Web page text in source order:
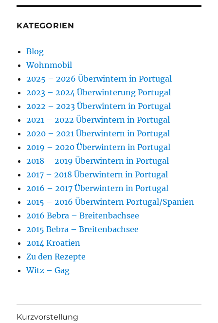
KATEGORIEN
Blog
Wohnmobil
2025 – 2026 Überwintern in Portugal
2023 – 2024 Überwinterung Portugal
2022 – 2023 Überwintern in Portugal
2021 – 2022 Überwintern in Portugal
2020 – 2021 Überwintern in Portugal
2019 – 2020 Überwintern in Portugal
2018 – 2019 Überwintern in Portugal
2017 – 2018 Überwintern in Portugal
2016 – 2017 Überwintern in Portugal
2015 – 2016 Überwintern Portugal/Spanien
2016 Bebra – Breitenbachsee
2015 Bebra – Breitenbachsee
2014 Kroatien
Zu den Rezepte
Witz – Gag
Kurzvorstellung